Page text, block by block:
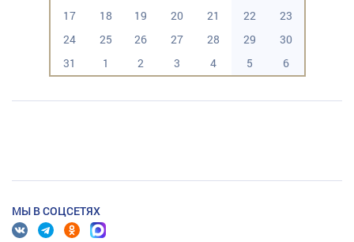
17
18 19 20 21 22
23
24
25 26 27 28 29
30
31
1 2 3 4 5 6
МЫ В СОЦСЕТЯХ